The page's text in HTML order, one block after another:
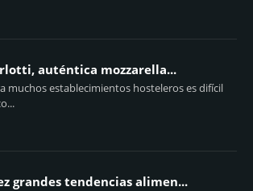
auténtica mozzarella...
muchos establecimientos hosteleros es difícil
grandes tendencias alimen...